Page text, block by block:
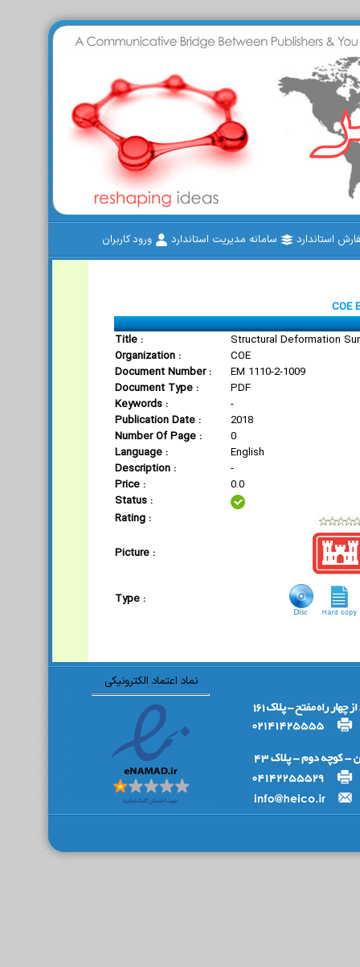
استاندارد سامانه مدیریت استاندارد ورود کاربران
COE
Title :
Structural Deformation
Organization :
COE
Document Number :
EM 1110-2-1009
Document Type :
PDF
Keywords :
-
Publication Date :
2018
Number Of Page :
0
Language :
English
Description :
-
Price :
0.0
Status :
Rating :
Picture :
Type :
نماد اعتماد الکترونیکی